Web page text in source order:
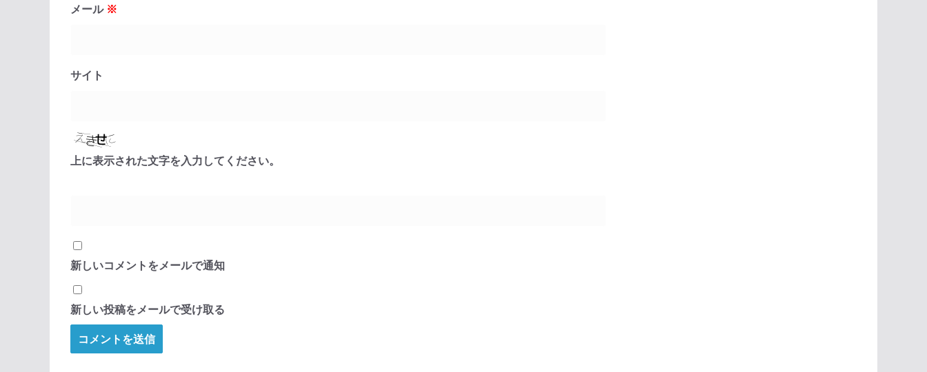
メール ※
サイト
上に表示された文字を入力してください。
新しいコメントをメールで通知
新しい投稿をメールで受け取る